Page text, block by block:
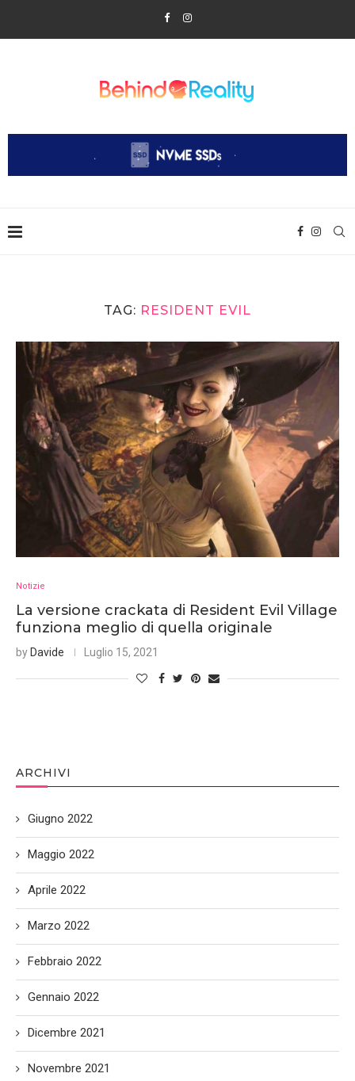
TAG: RESIDENT EVIL
Notizie
La versione crackata di Resident Evil Village
funziona meglio di quella originale
by Davide Luglio 15, 2021
ARCHIVI
Giugno 2022
Maggio 2022
Aprile 2022
Marzo 2022
Febbraio 2022
Gennaio 2022
Dicembre 2021
Novembre 2021